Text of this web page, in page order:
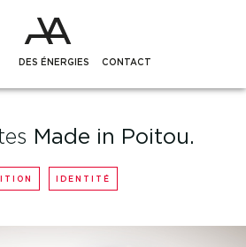
DES ÉNERGIES CONTACT
Made in Poitou.
IDENTITÉ